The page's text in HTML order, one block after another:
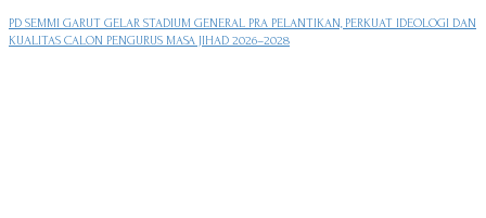
PD SEMMI GARUT GELAR STADIUM GENERAL PRA PELANTIKAN, PERKUAT IDEOLOGI DAN
KUALITAS CALON PENGURUS MASA JIHAD 2026–2028